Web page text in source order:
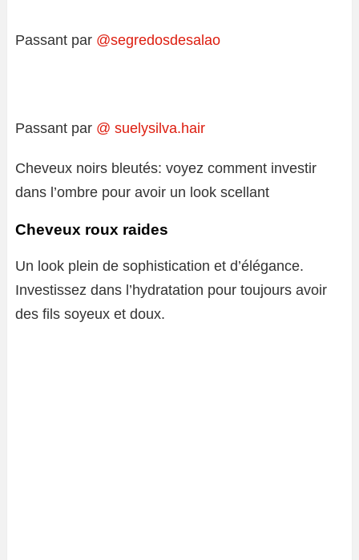
Passant par @segredosdesalao
Passant par @ suelysilva.hair
Cheveux noirs bleutés: voyez comment investir
dans l’ombre pour avoir un look scellant
Cheveux roux raides
Un look plein de sophistication et d’élégance.
Investissez dans l’hydratation pour toujours avoir
des fils soyeux et doux.